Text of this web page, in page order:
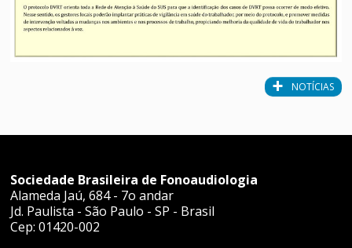
NOTÍCIAS
Sociedade Brasileira de Fonoaudiologia
Alameda Jaú, 684 - 7o andar
Jd. Paulista - São Paulo - SP - Brasil
Cep: 01420-002